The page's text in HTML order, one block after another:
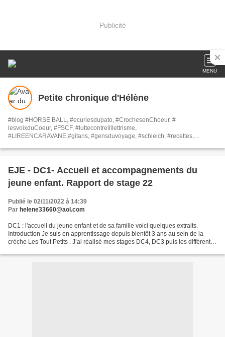
Publicité
MENU
Petite chronique d'Hélène
#blog #HORSE BALL, #ecuriesdupato, #CrochesenChoeur, #
lesvoixduCoeur, #FSCF, #luttecontrelillettrisme,
#LIREENCARAVANE,#gitans, #gensduvoyage, #schleich, #recettes,
#livressensoriels, #malvoyants, #loisirs, #culture, #AIRFRYER, #COSORI,
Helene
EJE - DC1- Accueil et accompagnements du
jeune enfant. Rapport de stage 22
Publié le 02/11/2022 à 14:39
Par helene33660@aol.com
DC1 : l'accueil du jeune enfant et de sa famille voici quelques extraits.
Introduction Je suis en apprentissage depuis bientôt 3 ans au sein de la
crèche Les Tout Petits . J’ai réalisé mes stages DC4, DC3 puis les différents